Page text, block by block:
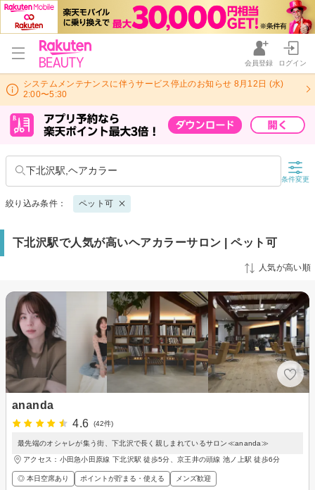
会員登録 ログイン
システムメンテナンスに伴うサービス停止のお知らせ 8月12日 (水)
2:00〜5:30
下北沢駅,ヘアカラー
条件変更
絞り込み条件： ペット可
下北沢駅で人気が高いヘアカラーサロン | ペット可
人気が高い順
ananda
4.6
(42件)
最先端のオシャレが集う街、下北沢で長く親しまれているサロン≪ananda≫
アクセス：小田急小田原線 下北沢駅 徒歩5分、京王井の頭線 池ノ上駅 徒歩6分
◎ 本日空席あり ポイントが貯まる・使える メンズ歓迎